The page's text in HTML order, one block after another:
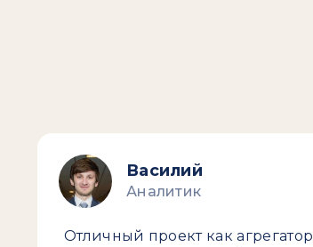
Василий
Аналитик
Отличный проект как агрегатор